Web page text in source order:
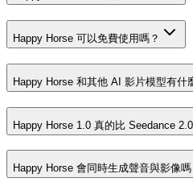
Happy Horse 可以免費使用嗎？
Happy Horse 和其他 AI 影片模型有什
Happy Horse 1.0 真的比 Seedance
Happy Horse 會同時生成聲音與影像嗎